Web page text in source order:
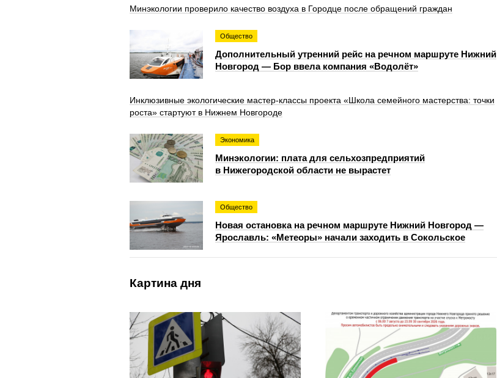
Минэкологии проверило качество воздуха в Городце после обращений граждан
Общество
Дополнительный утренний рейс на речном маршруте Нижний
Новгород — Бор ввела компания «Водолёт»
Инклюзивные экологические мастер-классы проекта «Школа семейного мастерства: точки
роста» стартуют в Нижнем Новгороде
Экономика
Минэкологии: плата для сельхозпредприятий
в Нижегородской области не вырастет
Общество
Новая остановка на речном маршруте Нижний Новгород —
Ярославль: «Метеоры» начали заходить в Сокольское
Картина дня